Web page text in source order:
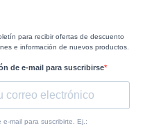
para recibir ofertas de descuento
e información de nuevos productos.
de e-mail para suscribirse
mail para suscribirte. Ej.: